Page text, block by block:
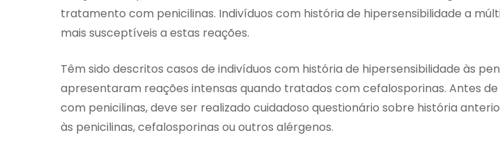
tratamento com penicilinas. Indivíduos com história de hipersensibilidade a
mais susceptíveis a estas reações.
Têm sido descritos casos de indivíduos com história de hipersensibilidade às
apresentaram reações intensas quando tratados com cefalosporinas. Antes
com penicilinas, deve ser realizado cuidadoso questionário sobre história
às penicilinas, cefalosporinas ou outros alérgenos.